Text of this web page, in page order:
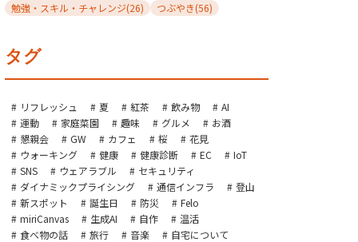
勉強・スキル・チャレンジ(26) つぶやき(56)
タグ
リフレッシュ 夏 紅茶 飲み物
AI
運動
家庭菜園 趣味 グルメ
お酒
懇親会
GW カフェ 桜
花見
ウォーキング
健康 健康診断 EC
IoT
SNS
ウェアラブル
セキュリティ
ダイナミックプライシング
通信インフラ
登山
新スポット
誕生日 防災
Felo
miriCanvas
生成AI 自作
温活
食べ物の話
旅行 音楽
自宅について